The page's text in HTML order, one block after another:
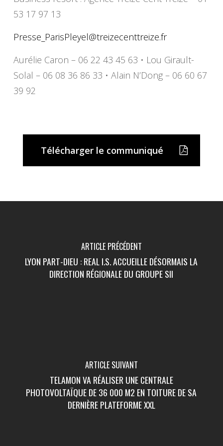
53 17 97 13
Presse_ParisPleyel@treizecenttreize.fr
Aurélie Caron – 06 22 43 45 63 • Lou Girault-
Solal – 06 08 36 86 33 • Alain N’Dong – 06 60 67
39 92
Télécharger le communiqué
ARTICLE PRÉCÉDENT
LYON PART-DIEU : REAL I.S. ACCUEILLE DÉSORMAIS LA
DIRECTION RÉGIONALE DU GROUPE SII
ARTICLE SUIVANT
TELAMON VA RÉALISER UNE CENTRALE
PHOTOVOLTAÏQUE DE 36 000 M2 EN TOITURE DE SA
DERNIÈRE PLATEFORME XXL